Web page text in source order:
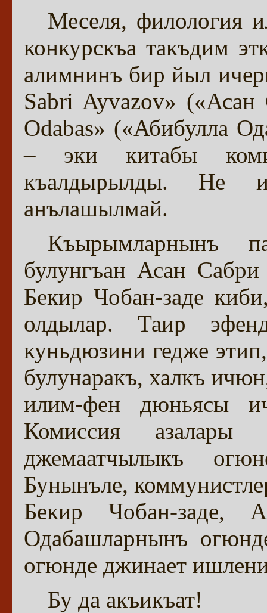
Меселя, филология
конкурскъа такъдим
алимнинъ бир йыл
Sabri Ayvazov»
Odabas» («Абибулла
– эки китабы
къалдырылды. Не
анълашылмай.
Къырымларнынъ
булунгъан Асан
Бекир Чобан-заде
олдылар. Таир
куньдюзини гедже
булунаракъ, халкъ
илим-фен дюньясы
Комиссия
джемаатчылыкъ
Бунынъле,
Бекир Чобан-заде,
Одабашларнынъ
огюнде джинает
Бу да акъикъат!